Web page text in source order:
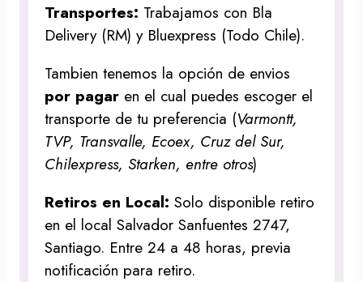
Transportes: Trabajamos con Bla
Delivery (RM) y Bluexpress (Todo Chile).
Tambien tenemos la opción de envios
por pagar en el cual puedes escoger el
transporte de tu preferencia (Varmontt,
TVP, Transvalle, Ecoex, Cruz del Sur,
Chilexpress, Starken, entre otros)
Retiros en Local:Solo disponible retiro
en el local Salvador Sanfuentes 2747,
Santiago. Entre 24 a 48 horas, previa
notificación para retiro.